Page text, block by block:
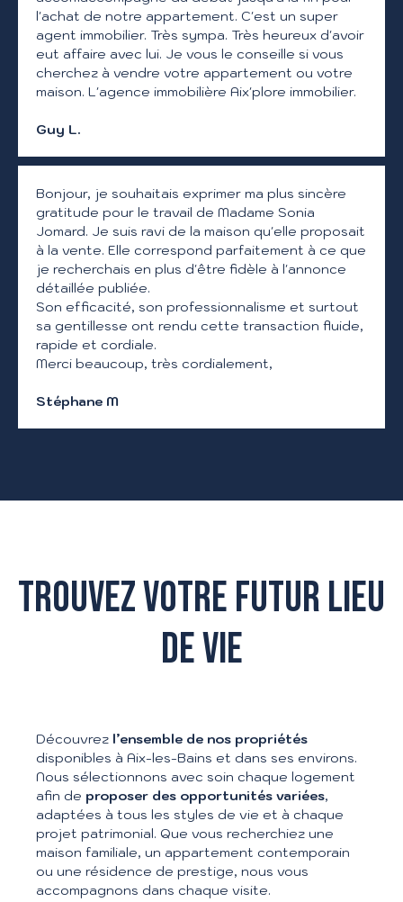
l'achat de notre appartement. C'est un super
agent immobilier. Très sympa. Très heureux d'avoir
eut affaire avec lui. Je vous le conseille si vous
cherchez à vendre votre appartement ou votre
maison. L'agence immobilière Aix'plore immobilier.
Guy L.
Bonjour, je souhaitais exprimer ma plus sincère
gratitude pour le travail de Madame Sonia
Jomard. Je suis ravi de la maison qu'elle proposait
à la vente. Elle correspond parfaitement à ce que
je recherchais en plus d'être fidèle à l'annonce
détaillée publiée.
Son efficacité, son professionnalisme et surtout
sa gentillesse ont rendu cette transaction fluide,
rapide et cordiale.
Merci beaucoup, très cordialement,
Stéphane M
TROUVEZ VOTRE FUTUR LIEU
DE VIE
Découvrez l’ensemble de nos propriétés
disponibles à Aix-les-Bains et dans ses environs.
Nous sélectionnons avec soin chaque logement
afin de proposer des opportunités variées,
adaptées à tous les styles de vie et à chaque
projet patrimonial. Que vous recherchiez une
maison familiale, un appartement contemporain
ou une résidence de prestige, nous vous
accompagnons dans chaque visite.